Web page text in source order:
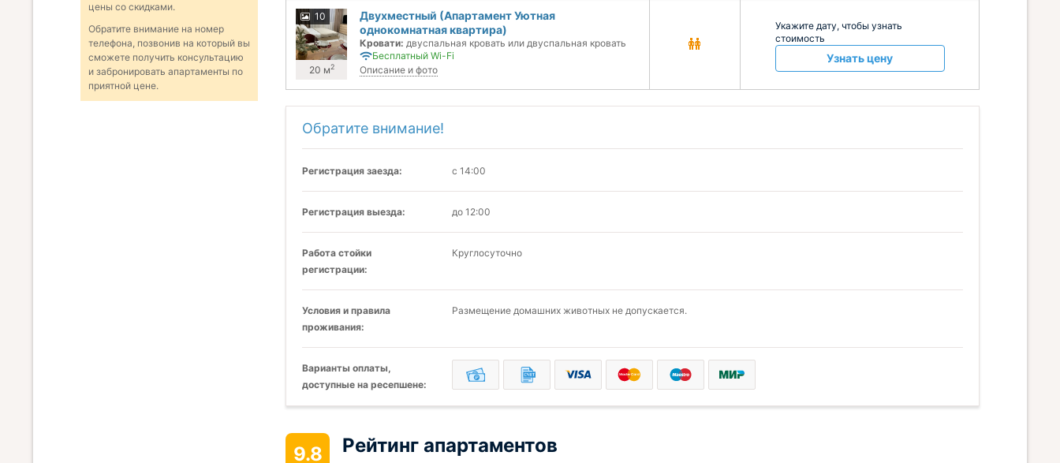
10
20 м2
Двухместный (Апартамент Уютная
однокомнатная квартира)
Кровати: двуспальная кровать или двуспальная кровать
Бесплатный Wi-Fi
Описание и фото
Укажите дату, чтобы узнать
стоимость
Узнать цену
Обратите внимание!
Регистрация заезда: с 14:00
Регистрация выезда: до 12:00
Работа стойки
регистрации:
Круглосуточно
Условия и правила
проживания:
Размещение домашних животных не допускается.
Варианты оплаты,
доступные на ресепшене:
9.8 Рейтинг апартаментов
цены со скидками.
Обратите внимание на номер
телефона, позвонив на который вы
сможете получить консультацию
и забронировать апартаменты по
приятной цене.